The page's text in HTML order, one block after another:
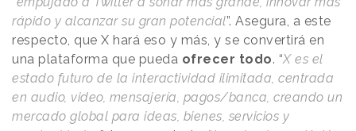
rápido y alcanzar su gran potencial”. Asegura, a este
respecto, que X hará eso y más, y se convertirá en
una plataforma que pueda ofrecer todo. “X es el
estado futuro de la interactividad ilimitada, centrada
en audio, video, mensajería, pagos/banca, creando un
mercado global para ideas, bienes, servicios y